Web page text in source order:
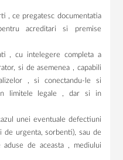
, ce pregatesc documentatia
acreditari si premise
, cu intelegere completa a
si de asemenea , capabili
, si conectandu-le si
limitele legale , dar si in
unei eventuale defectiuni
de urgenta, sorbenti), sau de
de aceasta , mediului